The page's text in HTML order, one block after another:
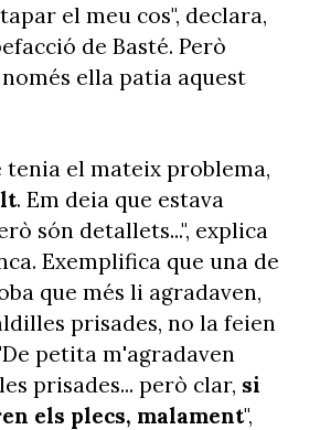
el meu cos", declara,
de Basté. Però
ella patia aquest
tenia el mateix problema,
. Em deia que estava
són detallets...", explica
Exemplifica que una de
que més li agradaven,
prisades, no la feien
petita m'agradaven
prisades... però clar, si
els plecs, malament",